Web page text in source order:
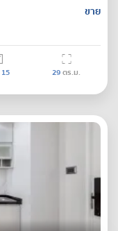
ขาย
15 29ตร.ม.